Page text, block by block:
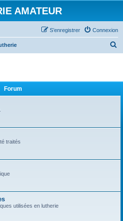
AMATEUR
Connexion
S’enregistrer
h
Forum
traités
utilisées en lutherie